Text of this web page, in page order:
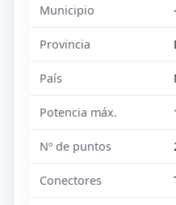
Municipio
Provincia
País
Potencia máx.
Nº de puntos
Conectores